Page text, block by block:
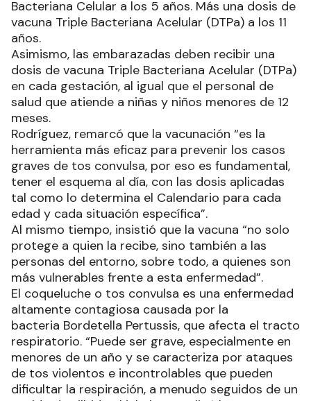
Bacteriana Celular a los 5 años. Más una dosis de
vacuna Triple Bacteriana Acelular (DTPa) a los 11
años.
Asimismo, las embarazadas deben recibir una
dosis de vacuna Triple Bacteriana Acelular (DTPa)
en cada gestación, al igual que el personal de
salud que atiende a niñas y niños menores de 12
meses.
Rodríguez, remarcó que la vacunación “es la
herramienta más eficaz para prevenir los casos
graves de tos convulsa, por eso es fundamental,
tener el esquema al día, con las dosis aplicadas
tal como lo determina el Calendario para cada
edad y cada situación específica”.
Al mismo tiempo, insistió que la vacuna “no solo
protege a quien la recibe, sino también a las
personas del entorno, sobre todo, a quienes son
más vulnerables frente a esta enfermedad”.
El coqueluche o tos convulsa es una enfermedad
altamente contagiosa causada por la
bacteria Bordetella Pertussis, que afecta el tracto
respiratorio. “Puede ser grave, especialmente en
menores de un año y se caracteriza por ataques
de tos violentos e incontrolables que pueden
dificultar la respiración, a menudo seguidos de un